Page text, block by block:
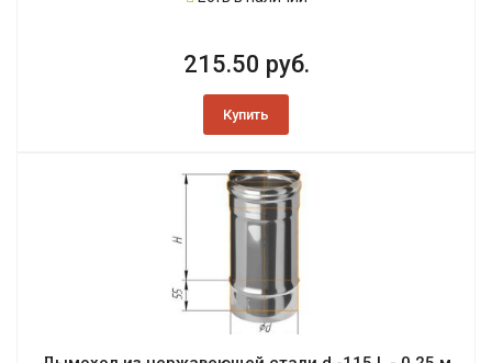
215.50 руб.
Купить